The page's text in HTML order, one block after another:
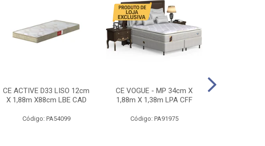
CE ACTIVE D33 LISO 12cm
X 1,88m X88cm LBE CAD
Código: PA54099
CE VOGUE - MP 34cm X
1,88m X 1,38m LPA CFF
Código: PA91975